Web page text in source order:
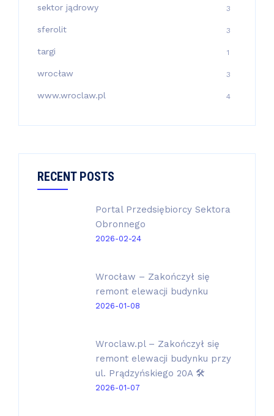
sektor jądrowy 3
sferolit 3
targi 1
wrocław 3
www.wroclaw.pl 4
RECENT POSTS
Portal Przedsiębiorcy Sektora
Obronnego
2026-02-24
Wrocław – Zakończył się
remont elewacji budynku
2026-01-08
Wroclaw.pl – Zakończył się
remont elewacji budynku przy
ul. Prądzyńskiego 20A 🛠️
2026-01-07